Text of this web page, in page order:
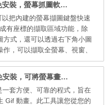
Greenshot 1.2.10.6 繁體中文免安裝，螢幕抓圖軟體，1.3.315 安裝版
把內建的螢幕擷圖鍵盤快速
有座標的擷取區域功能，除
方式，還可以透過右下角小圖
作，可以擷取全螢幕、視窗、
區域、整個網頁（擷取Interne
了內建圖片編輯器之外，可
、Picasa、Flickr、Imgu
、Confluence、Box，另外，
傳送電子郵件、使用Office軟
ScreenToGif 2.41.1 繁體中文免安裝，可將螢幕畫面錄影成 Gif 動畫
一套方便、可靠的程式，旨在
Gif 動畫。此工具讓您從您的